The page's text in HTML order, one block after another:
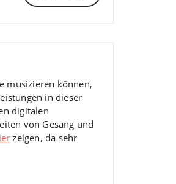
musizieren können,
in dieser
digitalen
von Gesang und
zeigen, da sehr